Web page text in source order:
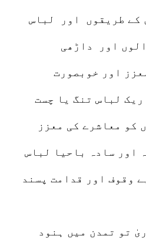
کے طریقوں اور لباس
اور داڑھی
اور خوبصورت
لباس تنگ یا چست
کو معاشرے کی معزز
اور سادہ باحیا لباس
وقوف اور قدامت پسند
تو تمدن میں ہنود